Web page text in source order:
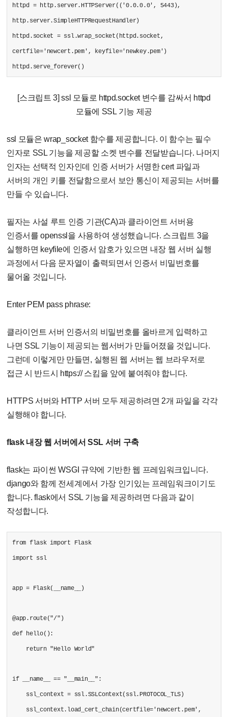
httpd = http.server.HTTPServer(('0.0.0.0', 5443),
http.server.SimpleHTTPRequestHandler)
httpd.socket = ssl.wrap_socket(httpd.socket,
certfile='newcert.pem', keyfile='newkey.pem')
httpd.serve_forever()
[스크립트 3] ssl 모듈로 httpd.socket 변수를 감싸서 httpd
모듈에 SSL 기능 제공
ssl 모듈은 wrap_socket 함수를 제공합니다. 이 함수는 필수
인자로 SSL 기능을 제공할 소켓 변수를 전달받습니다. 나머지
인자는 선택적 인자인데 인증 서버가 서명한 cert 파일과
서버의 개인 키를 전달함으로서 보안 통신이 제공되는 서버를
만들 수 있습니다.
필자는 사설 루트 인증 기관(CA)과 클라이언트 서버용
인증서를 openssl을 사용하여 생성했습니다. 스크립트 3을
실행하면 keyfile에 인증서 암호가 있으면 내장 웹 서버 실행
과정에서 다음 문자열이 출력되면서 인증서 비밀번호를
물어올 것입니다.
Enter PEM pass phrase:
클라이언트 서버 인증서의 비밀번호를 올바르게 입력하고
나면 SSL 기능이 제공되는 웹서버가 만들어졌을 것입니다.
그런데 이렇게만 만들면, 실행된 웹 서버는 웹 브라우저로
접근 시 반드시 https:// 스킴을 앞에 붙여줘야 합니다.
HTTPS 서버와 HTTP 서버 모두 제공하려면 2개 파일을 각각
실행해야 합니다.
flask 내장 웹 서버에서 SSL 서버 구축
flask는 파이썬 WSGI 규약에 기반한 웹 프레임워크입니다.
django와 함께 전세계에서 가장 인기있는 프레임워크이기도
합니다. flask에서 SSL 기능을 제공하려면 다음과 같이
작성합니다.
from flask import Flask
import ssl
app = Flask(__name__)
@app.route("/")
def hello():
return "Hello World"
if __name__ == "__main__":
ssl_context = ssl.SSLContext(ssl.PROTOCOL_TLS)
ssl_context.load_cert_chain(certfile='newcert.pem',